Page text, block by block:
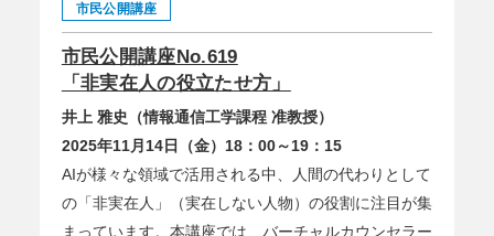
市民公開講座
市民公開講座No.619
「非実在人の役立たせ方」
井上 雅史（情報通信工学課程 准教授）
2025年11月14日（金）18：00～19：15
AIが様々な領域で活用される中、人間の代わりとして
の「非実在人」（実在しない人物）の役割に注目が集
まっています。本講座では、バーチャルカウンセラー